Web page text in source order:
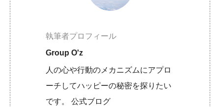
執筆者プロフィール
Group O'z
人の心や行動のメカニズムにアプロ
ーチしてハッピーの秘密を探りたい
です。 公式ブログ